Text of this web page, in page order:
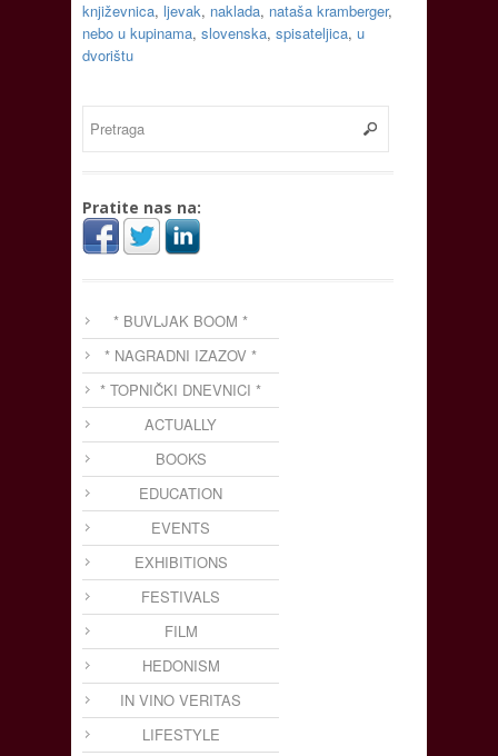
književnica, ljevak, naklada, nataša kramberger,
nebo u kupinama, slovenska, spisateljica, u
dvorištu
Pratite nas na:
* BUVLJAK BOOM *
* NAGRADNI IZAZOV *
* TOPNIČKI DNEVNICI *
ACTUALLY
BOOKS
EDUCATION
EVENTS
EXHIBITIONS
FESTIVALS
FILM
HEDONISM
IN VINO VERITAS
LIFESTYLE